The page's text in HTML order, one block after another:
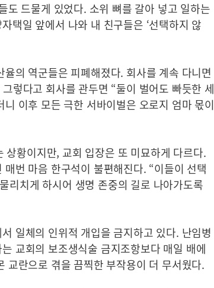
도 드물게 있었다. 소위 뼈를 갈아 넣고 일하는
택일 앞에서 나와 내 친구들은 ‘선택하지 않
율의 역군들은 피폐해졌다. 회사를 계속 다니면
렇다고 회사를 관두면 “둘이 벌어도 빠듯한 세
이후 모든 극한 서바이벌은 오로지 엄마 몫이
황이지만, 교회 입장은 또 미묘하게 다르다.
매번 마음 한구석이 불편해진다. “이들이 선택
리치게 하시어 생명 존중의 길로 나아가도록
일체의 인위적 개입을 금지하고 있다. 난임병
교회의 보조생식술 금지조항보다 매일 배에
교란으로 겪을 끔찍한 부작용이 더 무서웠다.